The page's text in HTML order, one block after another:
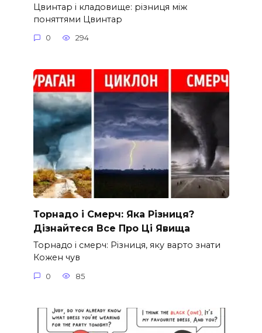
Цвинтар і кладовище: різниця між
поняттями Цвинтар
0 294
Торнадо і Смерч: Яка Різниця?
Дізнайтеся Все Про Ці Явища
Торнадо і смерч: Різниця, яку варто знати
Кожен чув
0 85